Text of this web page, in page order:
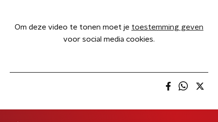
Om deze video te tonen moet je toestemming geven
voor social media cookies.